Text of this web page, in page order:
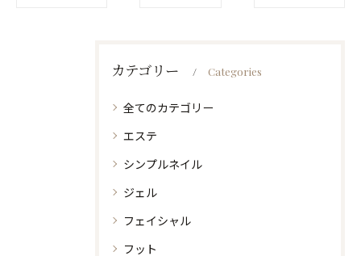
カテゴリー Categories
全てのカテゴリー
エステ
シンプルネイル
ジェル
フェイシャル
フット